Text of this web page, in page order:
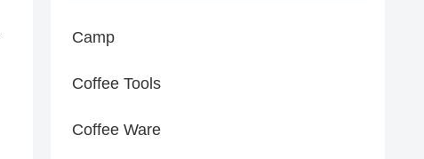
Camp
Coffee Tools
Coffee Ware